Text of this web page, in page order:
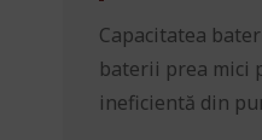
Capacitatea
baterii prea mici
ineficientă din